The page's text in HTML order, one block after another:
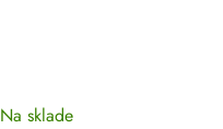
Na sklade